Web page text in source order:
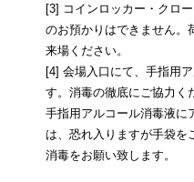
[3] コインロッカー・クロ
のお預かりはできません。
来場ください。
[4] 会場入口にて、手指用
す。消毒の徹底にご協力く
手指用アルコール消毒液に
は、恐れ入りますが手袋を
消毒をお願い致します。